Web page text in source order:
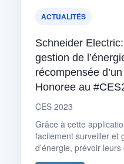
ACTUALITÉS
Schneider
gestion de
récompensée
Honoree au
CES 2023
Grâce à cette
facilement surveiller et
d’énergie, prévoir